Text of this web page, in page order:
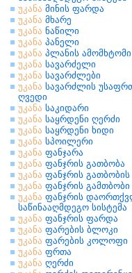
უკანა მინის ფარდა
უკანა მხარე
უკანა ნაწილი
უკანა პანელი
უკანა პლანის
უკანა სავარძელი
უკანა სავარძლები
უკანა სავარძლის
ღვედი
უკანა საკიდარი
უკანა საყრდენი ღერძი
უკანა საყრდენი ხიდი
უკანა სპოილერი
უკანა ფანჯარა
უკანა ფანჯრის გათბობა
უკანა ფანჯრის გათბობის
უკანა ფანჯრის გამთბობი
უკანა ფანჯრის
საწინააღმდეგო სისტემა
უკანა ფანჯრის ფარდა
უკანა ფარების ბლოკი
უკანა ფარების კოლოფი
უკანა ფრთა
უკანა ღერძი